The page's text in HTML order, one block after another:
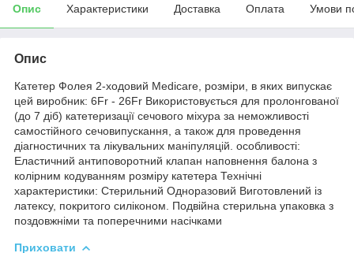
Опис Характеристики Доставка Оплата Умови
Опис
Катетер Фолея 2-ходовий Medicare, розміри, в яких випускає
цей виробник: 6Fr - 26Fr Використовується для пролонгованої
(до 7 діб) катетеризації сечового міхура за неможливості
самостійного сечовипускання, а також для проведення
діагностичних та лікувальних маніпуляцій. особливості:
Еластичний антиповоротний клапан наповнення балона з
колірним кодуванням розміру катетера Технічні
характеристики: Стерильний Одноразовий Виготовлений із
латексу, покритого силіконом. Подвійна стерильна упаковка з
поздовжніми та поперечними насічками
Приховати